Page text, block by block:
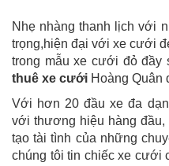
Nhẹ nhàng thanh lịch với
trọng,hiện đại với xe cưới
trong mẫu xe cưới đỏ
thuê xe cưới Hoàng Quân
Với hơn 20 đầu xe đa
với thương hiệu hàng đầu,
tạo tài tình của những
chúng tôi tin chiếc xe cưới